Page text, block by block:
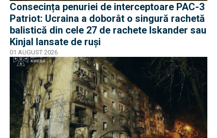
Consecința penuriei de interceptoare PAC-3
Patriot: Ucraina a doborât o singură rachetă
balistică din cele 27 de rachete Iskander sau
Kinjal lansate de ruși
01 AUGUST 2026